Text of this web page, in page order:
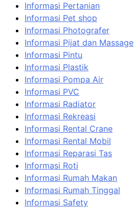
Informasi Pertanian
Informasi Pet shop
Informasi Photografer
Informasi Pijat dan Massage
Informasi Pintu
Informasi Plastik
Informasi Pompa Air
Informasi PVC
Informasi Radiator
Informasi Rekreasi
Informasi Rental Crane
Informasi Rental Mobil
Informasi Reparasi Tas
Informasi Roti
Informasi Rumah Makan
Informasi Rumah Tinggal
Informasi Safety